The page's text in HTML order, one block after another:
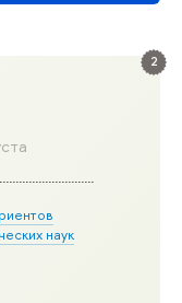
2
наук